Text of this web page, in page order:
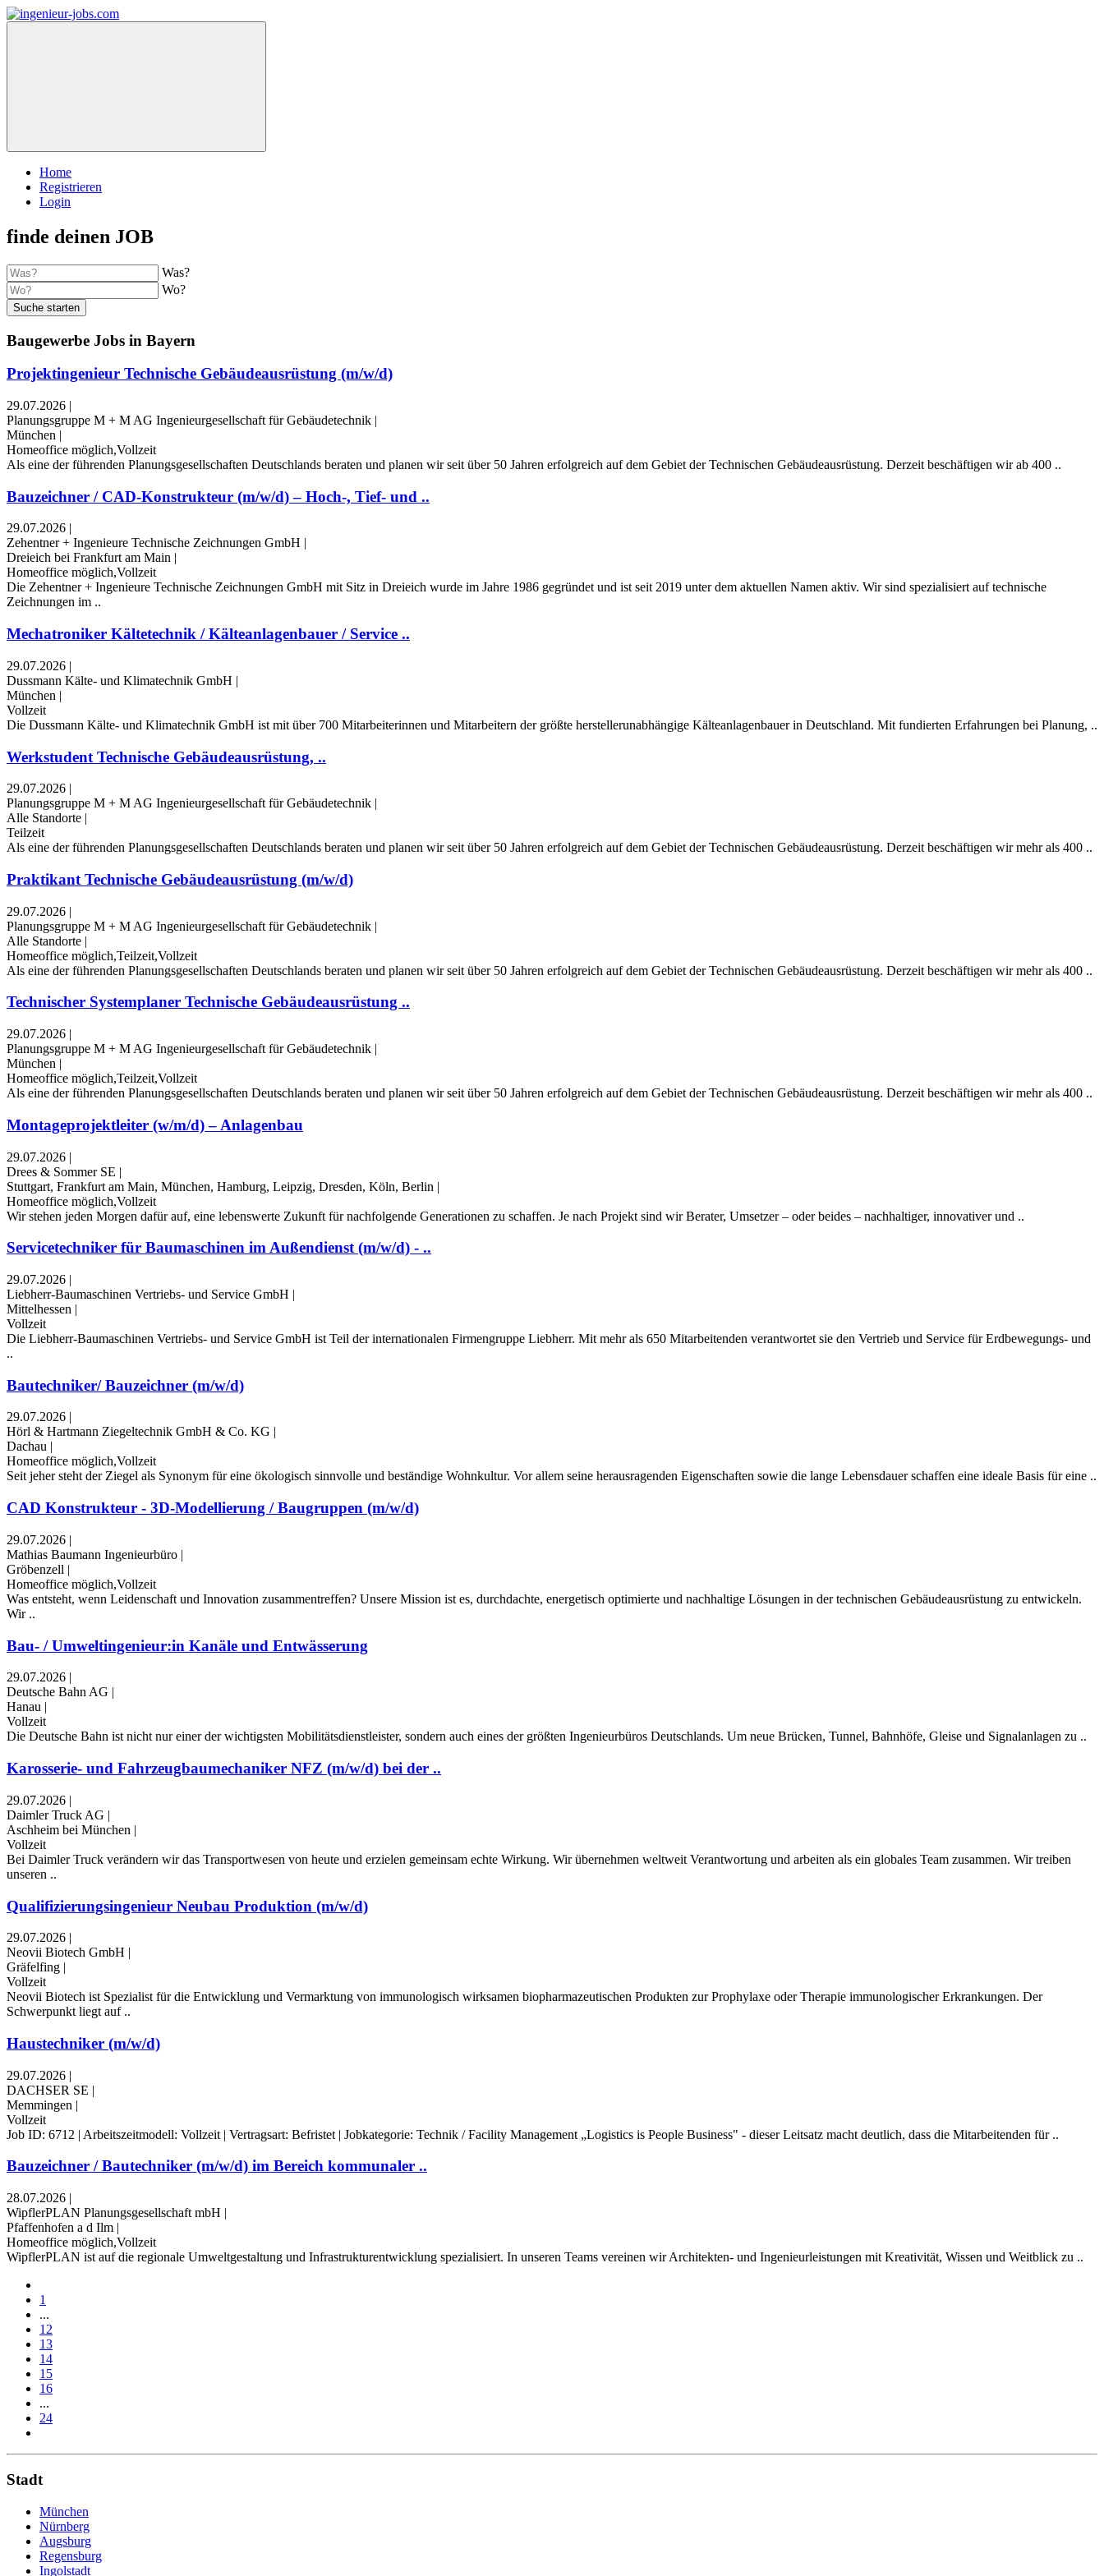
Home
Registrieren
Login
finde deinen JOB
Was?
Wo?
Suche starten
Baugewerbe Jobs in Bayern
Projektingenieur Technische Gebäudeausrüstung (m/w/d)
29.07.2026 |
Planungsgruppe M + M AG Ingenieurgesellschaft für Gebäudetechnik |
München |
Homeoffice möglich,Vollzeit
Als eine der führenden Planungsgesellschaften Deutschlands beraten und planen wir seit über 50 Jahren erfolgreich auf dem Gebiet der Technischen Gebäudeausrüstung. Derzeit beschäftigen wir ab 400 ..
Bauzeichner / CAD-Konstrukteur (m/w/d) – Hoch-, Tief- und ..
29.07.2026 |
Zehentner + Ingenieure Technische Zeichnungen GmbH |
Dreieich bei Frankfurt am Main |
Homeoffice möglich,Vollzeit
Die Zehentner + Ingenieure Technische Zeichnungen GmbH mit Sitz in Dreieich wurde im Jahre 1986 gegründet und ist seit 2019 unter dem aktuellen Namen aktiv. Wir sind spezialisiert auf technische
Zeichnungen im ..
Mechatroniker Kältetechnik / Kälteanlagenbauer / Service ..
29.07.2026 |
Dussmann Kälte- und Klimatechnik GmbH |
München |
Vollzeit
Die Dussmann Kälte- und Klimatechnik GmbH ist mit über 700 Mitarbeiterinnen und Mitarbeitern der größte herstellerunabhängige Kälteanlagenbauer in Deutschland. Mit fundierten Erfahrungen bei Planung, ..
Werkstudent Technische Gebäudeausrüstung, ..
29.07.2026 |
Planungsgruppe M + M AG Ingenieurgesellschaft für Gebäudetechnik |
Alle Standorte |
Teilzeit
Als eine der führenden Planungsgesellschaften Deutschlands beraten und planen wir seit über 50 Jahren erfolgreich auf dem Gebiet der Technischen Gebäudeausrüstung. Derzeit beschäftigen wir mehr als 400 ..
Praktikant Technische Gebäudeausrüstung (m/w/d)
29.07.2026 |
Planungsgruppe M + M AG Ingenieurgesellschaft für Gebäudetechnik |
Alle Standorte |
Homeoffice möglich,Teilzeit,Vollzeit
Als eine der führenden Planungsgesellschaften Deutschlands beraten und planen wir seit über 50 Jahren erfolgreich auf dem Gebiet der Technischen Gebäudeausrüstung. Derzeit beschäftigen wir mehr als 400 ..
Technischer Systemplaner Technische Gebäudeausrüstung ..
29.07.2026 |
Planungsgruppe M + M AG Ingenieurgesellschaft für Gebäudetechnik |
München |
Homeoffice möglich,Teilzeit,Vollzeit
Als eine der führenden Planungsgesellschaften Deutschlands beraten und planen wir seit über 50 Jahren erfolgreich auf dem Gebiet der Technischen Gebäudeausrüstung. Derzeit beschäftigen wir mehr als 400 ..
Montageprojektleiter (w/m/d) – Anlagenbau
29.07.2026 |
Drees & Sommer SE |
Stuttgart, Frankfurt am Main, München, Hamburg, Leipzig, Dresden, Köln, Berlin |
Homeoffice möglich,Vollzeit
Wir stehen jeden Morgen dafür auf, eine lebenswerte Zukunft für nachfolgende Generationen zu schaffen. Je nach Projekt sind wir Berater, Umsetzer – oder beides – nachhaltiger, innovativer und ..
Servicetechniker für Baumaschinen im Außendienst (m/w/d) - ..
29.07.2026 |
Liebherr-Baumaschinen Vertriebs- und Service GmbH |
Mittelhessen |
Vollzeit
Die Liebherr-Baumaschinen Vertriebs- und Service GmbH ist Teil der internationalen Firmengruppe Liebherr. Mit mehr als 650 Mitarbeitenden verantwortet sie den Vertrieb und Service für Erdbewegungs- und
..
Bautechniker/ Bauzeichner (m/w/d)
29.07.2026
Hörl & Hartmann Ziegeltechnik GmbH & Co. KG
Dachau
Homeoffice möglich,Vollzeit
Seit jeher steht der Ziegel als Synonym für eine ökologisch sinnvolle und beständige Wohnkultur. Vor allem seine herausragenden Eigenschaften sowie die lange Lebensdauer schaffen eine ideale Basis für eine ..
CAD Konstrukteur - 3D-Modellierung / Baugruppen (m/w/d)
29.07.2026 |
Mathias Baumann Ingenieurbüro |
Gröbenzell |
Homeoffice möglich,Vollzeit
Was entsteht, wenn Leidenschaft und Innovation zusammentreffen? Unsere Mission ist es, durchdachte, energetisch optimierte und nachhaltige Lösungen in der technischen Gebäudeausrüstung zu entwickeln.
Wir ..
Bau- / Umweltingenieur:in Kanäle und Entwässerung
29.07.2026 |
Deutsche Bahn AG |
Hanau |
Vollzeit
Die Deutsche Bahn ist nicht nur einer der wichtigsten Mobilitätsdienstleister, sondern auch eines der größten Ingenieurbüros Deutschlands. Um neue Brücken, Tunnel, Bahnhöfe, Gleise und Signalanlagen zu ..
Karosserie- und Fahrzeugbaumechaniker NFZ (m/w/d) bei der ..
29.07.2026 |
Daimler Truck AG |
Aschheim bei München |
Vollzeit
Bei Daimler Truck verändern wir das Transportwesen von heute und erzielen gemeinsam echte Wirkung. Wir übernehmen weltweit Verantwortung und arbeiten als ein globales Team zusammen. Wir treiben
unseren ..
Qualifizierungsingenieur Neubau Produktion (m/w/d)
29.07.2026 |
Neovii Biotech GmbH |
Gräfelfing |
Vollzeit
Neovii Biotech ist Spezialist für die Entwicklung und Vermarktung von immunologisch wirksamen biopharmazeutischen Produkten zur Prophylaxe oder Therapie immunologischer Erkrankungen. Der
Schwerpunkt liegt auf ..
Haustechniker (m/w/d)
29.07.2026 |
DACHSER SE |
Memmingen |
Vollzeit
Job ID: 6712 | Arbeitszeitmodell: Vollzeit | Vertragsart: Befristet | Jobkategorie: Technik / Facility Management „Logistics is People Business" - dieser Leitsatz macht deutlich, dass die Mitarbeitenden für ..
Bauzeichner / Bautechniker (m/w/d) im Bereich kommunaler ..
28.07.2026 |
WipflerPLAN Planungsgesellschaft mbH |
Pfaffenhofen a d Ilm |
Homeoffice möglich,Vollzeit
WipflerPLAN ist auf die regionale Umweltgestaltung und Infrastrukturentwicklung spezialisiert. In unseren Teams vereinen wir Architekten- und Ingenieurleistungen mit Kreativität, Wissen und Weitblick zu ..
1
...
12
13
14
15
16
...
24
Stadt
München
Nürnberg
Augsburg
Regensburg
Ingolstadt